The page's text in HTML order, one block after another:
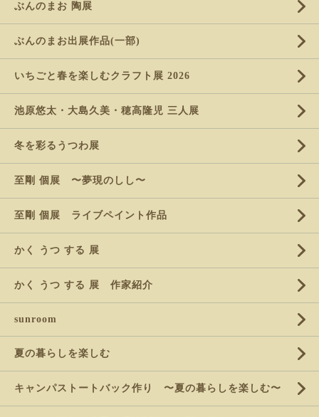
ぶんのまお 陶展
ぶんのまお出展作品(一部)
いちごと春を楽しむクラフト展 2026
池原悠太・大島久美・穂高隆児 三人展
冬を彩るうつわ展
至剛 個展 〜夢現のしし〜
至剛 個展 ライブペイント作品
かく うつ する 展
かく うつ する 展 作家紹介
sunroom
夏の暮らしを楽しむ
キャンパストートバック作り 〜夏の暮らしを楽しむ〜